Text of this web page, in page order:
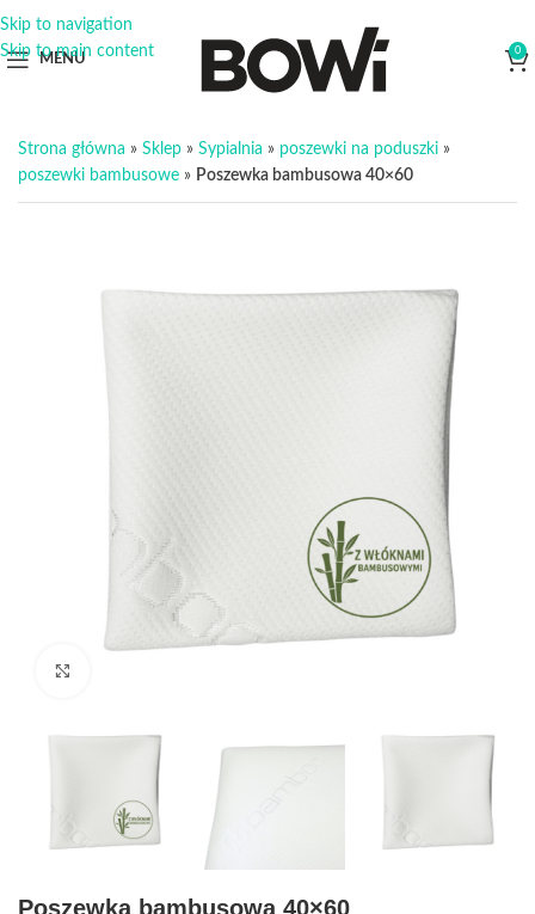
Skip to navigation
Skip to main content
MENU
0
Strona główna » Sklep » Sypialnia » poszewki na poduszki »
poszewki bambusowe » Poszewka bambusowa 40×60
Poszewka bambusowa 40×60